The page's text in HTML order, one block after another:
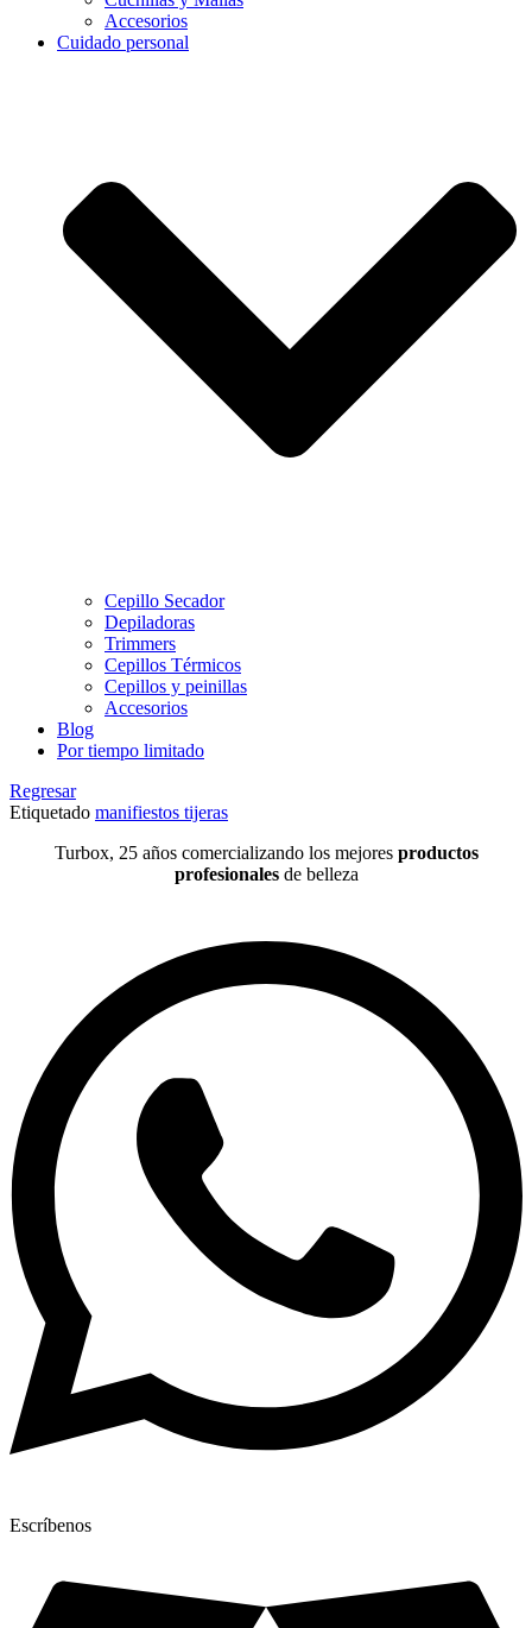
Accesorios
Cuidado personal
Cepillo Secador
Depiladoras
Trimmers
Cepillos Térmicos
Cepillos y peinillas
Accesorios
Blog
Por tiempo limitado
Regresar
Etiquetado manifiestos tijeras
Turbox, 25 años comercializando los mejores productos
profesionalesde belleza
Escríbenos